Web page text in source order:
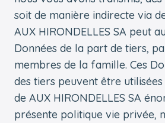
soit de manière indirecte via
AUX HIRONDELLES SA peut
Données de la part de tiers,
membres de la famille. Ces
des tiers peuvent être
de AUX HIRONDELLES SA
présente politique vie privée,